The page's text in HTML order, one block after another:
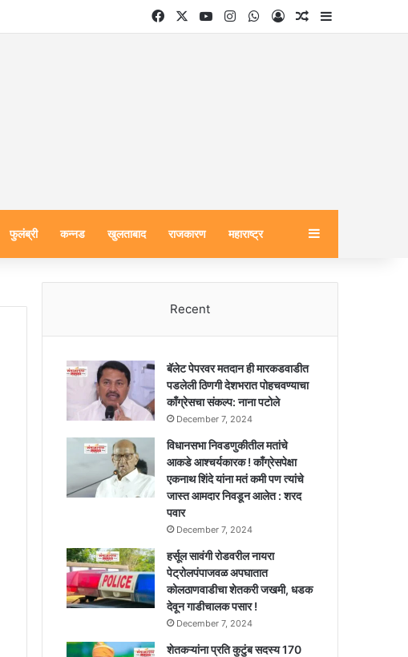
FacebookYouTubeInstagramWhatsApp
Log InRandom Article
Sidebar
फुलंब्री कन्नड खुलताबाद राजकारण महाराष्ट्र Sidebar
Recent
बॅलेट पेपरवर मतदान ही मारकडवाडीत
पडलेली ठिणगी देशभरात पोहचवण्याचा
काँग्रेसचा संकल्प: नाना पटोले
December 7, 2024
विधानसभा निवडणुकीतील मतांचे
आकडे आश्चर्यकारक ! काँग्रेसपेक्षा
एकनाथ शिंदे यांना मतं कमी पण त्यांचे
जास्त आमदार निवडून आलेत : शरद
पवार
December 7, 2024
हर्सूल सावंगी रोडवरील नायरा
पेट्रोलपंपाजवळ अपघातात
कोलठाणवाडीचा शेतकरी जखमी, धडक
देवून गाडीचालक पसार !
December 7, 2024
शेतकऱ्यांना प्रति कुटुंब सदस्य 170